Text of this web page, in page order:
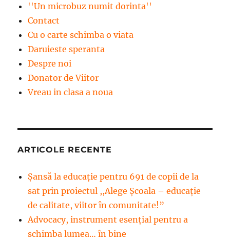
''Un microbuz numit dorinta''
Contact
Cu o carte schimba o viata
Daruieste speranta
Despre noi
Donator de Viitor
Vreau in clasa a noua
ARTICOLE RECENTE
Șansă la educație pentru 691 de copii de la
sat prin proiectul ,,Alege Școala – educație
de calitate, viitor în comunitate!”
Advocacy, instrument esenţial pentru a
schimba lumea… în bine